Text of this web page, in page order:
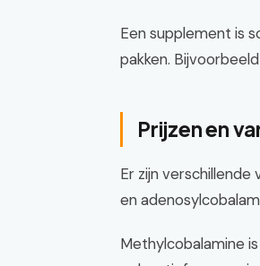
Een supplement is
pakken.
Prijzen en
Er zijn
en
Methylcobalamine